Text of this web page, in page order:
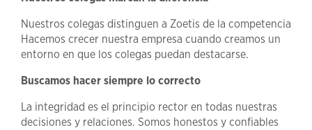
Nuestros colegas distinguen a Zoetis de la competencia
Hacemos crecer nuestra empresa cuando creamos un
entorno en que los colegas puedan destacarse.
Buscamos hacer siempre lo correcto
La integridad es el principio rector en todas nuestras
decisiones y relaciones. Somos honestos y confiables